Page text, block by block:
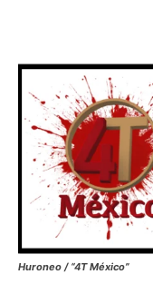
Huroneo / “4T México”